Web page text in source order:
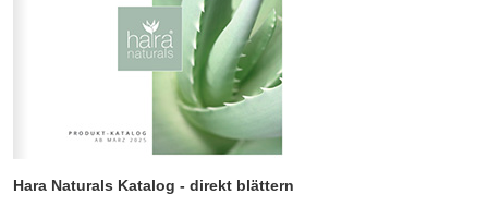
Hara Naturals Katalog - direkt blättern